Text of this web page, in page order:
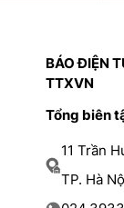
BÁO ĐIỆN
TTXVN
Tổng biên
11 Trần
TP. Hà